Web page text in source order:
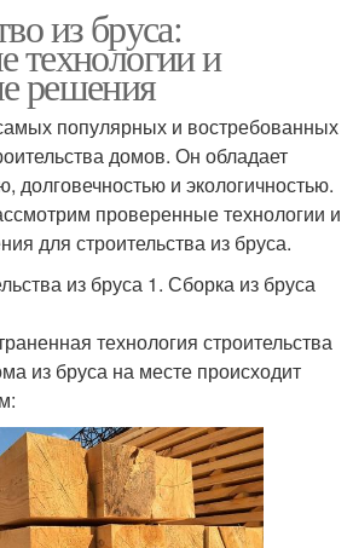
из бруса:
технологии и
решения
популярных и востребованных
домов. Он обладает
долговечностью и экологичностью.
проверенные технологии и
для строительства из бруса.
из бруса 1. Сборка из бруса
технология строительства
из бруса на месте происходит